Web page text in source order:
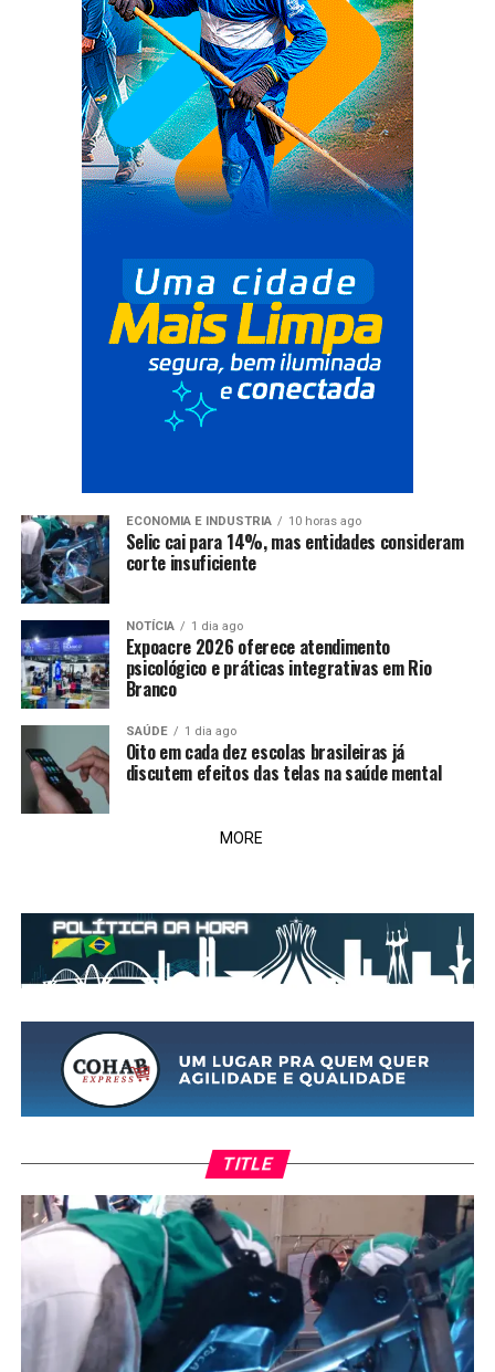
ECONOMIA E INDUSTRIA 10 horas ago
Selic cai para 14%, mas entidades consideram
corte insuficiente
NOTÍCIA 1 dia ago
Expoacre 2026 oferece atendimento
psicológico e práticas integrativas em Rio
Branco
SAÚDE 1 dia ago
Oito em cada dez escolas brasileiras já
discutem efeitos das telas na saúde mental
MORE
TITLE